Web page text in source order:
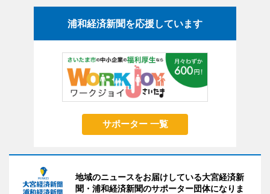
浦和経済新聞を応援しています
サポーター 一覧
地域のニュースをお届けしている大宮経済新
聞・浦和経済新聞のサポーター団体になりま